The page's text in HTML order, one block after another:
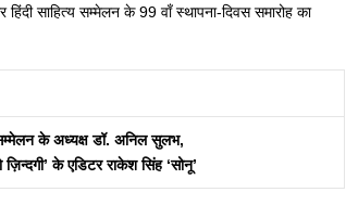
साहित्य सम्मेलन के 99 वाँ स्थापना-दिवस समारोह का
के अध्यक्ष डॉ. अनिल सुलभ,
के एडिटर राकेश सिंह ‘सोनू’